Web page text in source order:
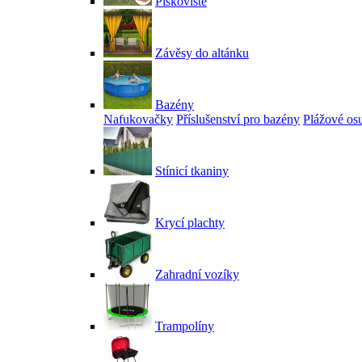
Závěsy do altánku
Bazény
Nafukovačky Příslušenství pro bazény Plážové
Stínicí tkaniny
Krycí plachty
Zahradní vozíky
Trampolíny